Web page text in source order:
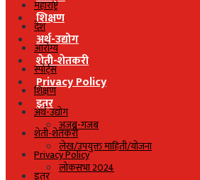
शिक्षण
अर्थ-उद्योग
शेती-शेतकरी
Privacy Policy
इतर
अजब-गजब
लेख/उपयुक्त माहिती/योजना
लोकसभा 2024
महाराष्ट्र
देश
आरोग्य
स्पोर्ट्स
शिक्षण
अर्थ-उद्योग
शेती-शेतकरी
Privacy Policy
इतर